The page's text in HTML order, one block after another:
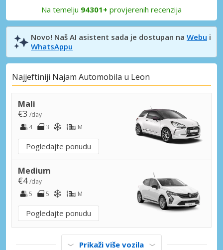
Na temelju 94301+ provjerenih recenzija
Novo! Naš AI asistent sada je dostupan na Webu i
WhatsAppu
Najjeftiniji Najam Automobila u Leon
Mali
€3 /day
4
3 M
Pogledajte ponudu
Medium
€4/day
5
5 M
Pogledajte ponudu
Prikaži više vozila